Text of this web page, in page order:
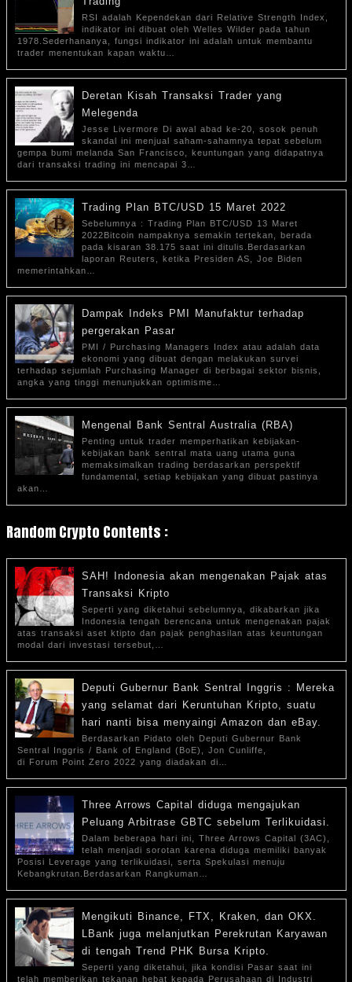
RSI adalah Kependekan dari Relative Strength Index,
indikator ini dibuat oleh Welles Wilder pada tahun
1978.Sederhananya, fungsi indikator ini adalah untuk membantu
trader menentukan kapan waktu…
Deretan Kisah Transaksi Trader yang
Melegenda
Jesse Livermore Di awal abad ke-20, sosok penuh
skandal ini menjual saham-sahamnya tepat sebelum
gempa bumi melanda San Francisco, keuntungan yang didapatnya
dari transaksi trading ini mencapai 3…
Trading Plan BTC/USD 15 Maret 2022
Sebelumnya : Trading Plan BTC/USD 13 Maret
2022Bitcoin nampaknya semakin tertekan, berada
pada kisaran 38.175 saat ini ditulis.Berdasarkan
laporan Reuters, ketika Presiden AS, Joe Biden
memerintahkan…
Dampak Indeks PMI Manufaktur terhadap
pergerakan Pasar
PMI / Purchasing Managers Index atau adalah data
ekonomi yang dibuat dengan melakukan survei
terhadap sejumlah Purchasing Manager di berbagai sektor bisnis,
angka yang tinggi menunjukkan optimisme…
Mengenal Bank Sentral Australia (RBA)
Penting untuk trader memperhatikan kebijakan-
kebijakan bank sentral mata uang utama guna
memaksimalkan trading berdasarkan perspektif
fundamental, setiap kebijakan yang dibuat pastinya
akan…
Random Crypto Contents :
SAH! Indonesia akan mengenakan Pajak atas
Transaksi Kripto
Seperti yang diketahui sebelumnya, dikabarkan jika
Indonesia tengah berencana untuk mengenakan pajak
atas transaksi aset ktipto dan pajak penghasilan atas keuntungan
modal dari investasi tersebut,…
Deputi Gubernur Bank Sentral Inggris : Mereka
yang selamat dari Keruntuhan Kripto, suatu
hari nanti bisa menyaingi Amazon dan eBay.
Berdasarkan Pidato oleh Deputi Gubernur Bank
Sentral Inggris / Bank of England (BoE), Jon Cunliffe,
di Forum Point Zero 2022 yang diadakan di…
Three Arrows Capital diduga mengajukan
Peluang Arbitrase GBTC sebelum Terlikuidasi.
Dalam beberapa hari ini, Three Arrows Capital (3AC),
telah menjadi sorotan karena diduga memiliki banyak
Posisi Leverage yang terlikuidasi, serta Spekulasi menuju
Kebangkrutan.Berdasarkan Rangkuman…
Mengikuti Binance, FTX, Kraken, dan OKX.
LBank juga melanjutkan Perekrutan Karyawan
di tengah Trend PHK Bursa Kripto.
Seperti yang diketahui, jika kondisi Pasar saat ini
telah memberikan tekanan hebat kepada Perusahaan di Industri